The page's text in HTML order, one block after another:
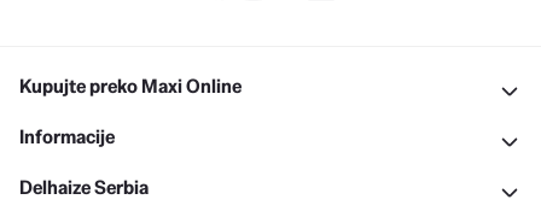
Kupujte preko Maxi Online
Informacije
Delhaize Serbia